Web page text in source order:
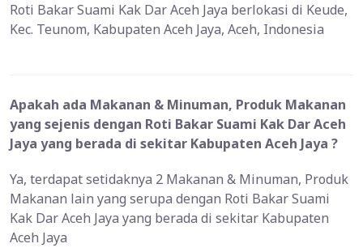
Roti Bakar Suami Kak Dar Aceh Jaya berlokasi di Keude,
Kec. Teunom, Kabupaten Aceh Jaya, Aceh, Indonesia
Apakah ada Makanan & Minuman, Produk Makanan
yang sejenis dengan Roti Bakar Suami Kak Dar Aceh
Jaya yang berada di sekitar Kabupaten Aceh Jaya ?
Ya, terdapat setidaknya 2 Makanan & Minuman, Produk
Makanan lain yang serupa dengan Roti Bakar Suami
Kak Dar Aceh Jaya yang berada di sekitar Kabupaten
Aceh Jaya